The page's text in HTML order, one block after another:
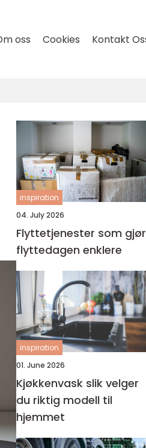
oss Cookies Kontakt
inspiration
04. July 2026
Flyttetjenester som gjør
flyttedagen enklere
inspiration
01. June 2026
Kjøkkenvask slik velger
du riktig modell til
hjemmet